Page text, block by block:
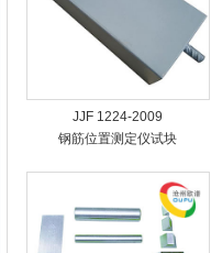
JJF 1224-2009
钢筋位置测定仪试块